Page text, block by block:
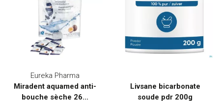
Eureka Pharma
Miradent aquamed anti-
bouche sèche 26...
Livsane bicarbonate
soude pdr 200g